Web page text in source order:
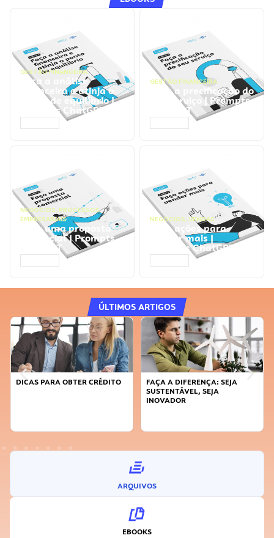
GESTÃO FINANCEIRA
Faça a análise
financeira e atinja o
ponto de equilíbrio |
Prompts ChatGPT
GESTÃO FINANCEIRA
Faça a precificação do
seu serviço | Prompts
ChatGPT
NEGÓCIOS, PROCESSOS
EMPRESARIAIS
Faça uma proposta
comercial | Prompts
ChatGPT
NEGÓCIOS, VENDAS
Faça ações para
vender mais |
Prompts ChatGPT
ÚLTIMOS ARTIGOS
DICAS PARA OBTER CRÉDITO
FAÇA A DIFERENÇA: SEJA
SUSTENTÁVEL, SEJA
INOVADOR
ARQUIVOS
EBOOKS